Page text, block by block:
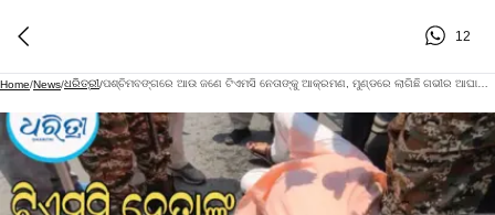
12
Home/News/ଧରିତ୍ରୀ/